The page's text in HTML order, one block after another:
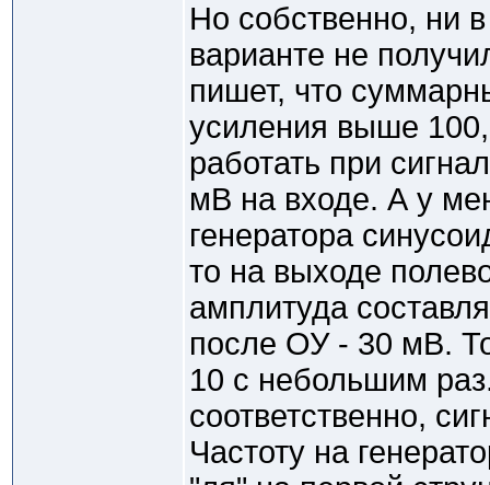
Но собственно, ни
варианте не
пишет, что
усиления выше
работать при
мВ на входе. А у
генератора
то на выходе
амплитуда
после ОУ - 30 мВ.
10 с небольшим
соответственно,
Частоту на